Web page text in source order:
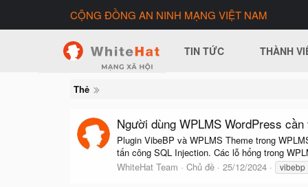
CỘNG ĐỒNG AN NINH MẠNG VIỆT NAM
TIN TỨC THÀNH
Thẻ
Người dùng WPLMS WordPress
Plugin VibeBP và WPLMS Theme trong
tấn công SQL Injection. Các lỗ hổng trong
WhiteHat Team
Chủ đề 25/12/2024 vibebp